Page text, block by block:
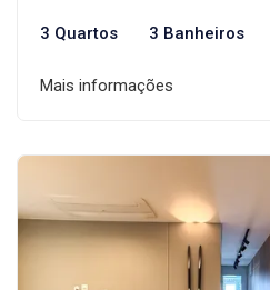
3 Quartos 3 Banheiros
Mais informações